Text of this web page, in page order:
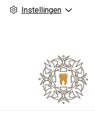
Instellingen